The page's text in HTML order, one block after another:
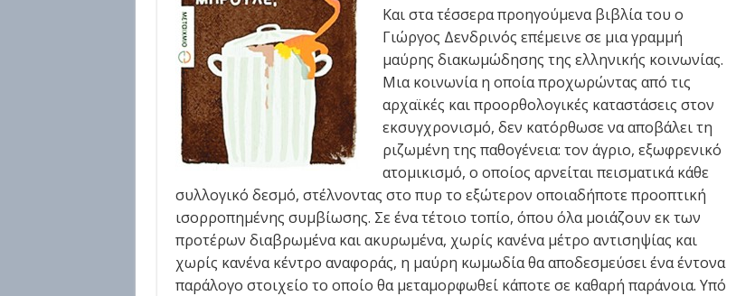
Και στα τέσσερα προηγούμενα βιβλία του ο
Γιώργος Δενδρινός επέμεινε σε μια γραμμή
μαύρης διακωμώδησης της ελληνικής κοινωνίας.
Μια κοινωνία η οποία προχωρώντας από τις
αρχαϊκές και προορθολογικές καταστάσεις στον
εκσυγχρονισμό, δεν κατόρθωσε να αποβάλει τη
ριζωμένη της παθογένεια: τον άγριο, εξωφρενικό
ατομικισμό, ο οποίος αρνείται πεισματικά κάθε
συλλογικό δεσμό, στέλνοντας στο πυρ το εξώτερον οποιαδήποτε προοπτική
ισορροπημένης συμβίωσης. Σε ένα τέτοιο τοπίο, όπου όλα μοιάζουν εκ των
προτέρων διαβρωμένα και ακυρωμένα, χωρίς κανένα μέτρο αντισηψίας και
χωρίς κανένα κέντρο αναφοράς, η μαύρη κωμωδία θα αποδεσμεύσει ένα έντονα
παράλογο στοιχείο το οποίο θα μεταμορφωθεί κάποτε σε καθαρή παράνοια. Υπό